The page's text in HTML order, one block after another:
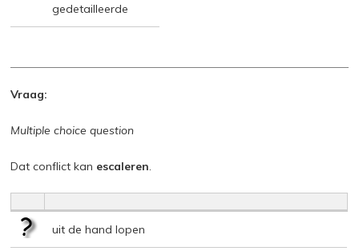
gedetailleerde
Vraag:
Multiple choice question
Dat conflict kan escaleren.
uit de hand lopen